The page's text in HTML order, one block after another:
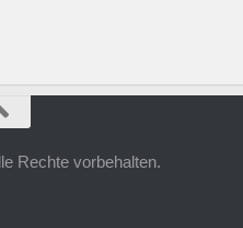
Rechte vorbehalten.